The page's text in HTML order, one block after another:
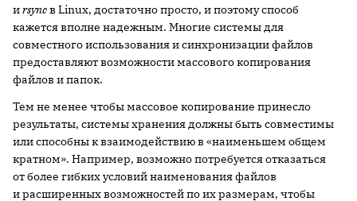
иrsyncв Linux, достаточно просто, и поэтому способ
кажется вполне надежным. Многие системы для
совместного использования и синхронизации файлов
предоставляют возможности массового копирования
файлов и папок.
Тем не менее чтобы массовое копирование принесло
результаты, системы хранения должны быть совместимы
или способны к взаимодействию в «наименьшем общем
кратном». Например, возможно потребуется отказаться
от более гибких условий наименования файлов
и расширенных возможностей по их размерам, чтобы